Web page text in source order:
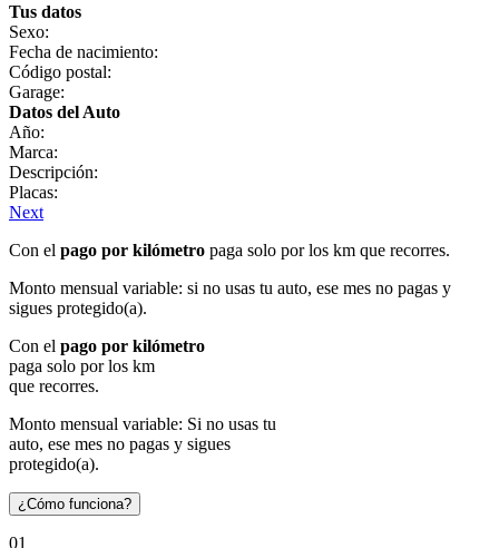
Tus datos
Sexo:
Fecha de nacimiento:
Código postal:
Garage:
Datos del Auto
Año:
Marca:
Descripción:
Placas:
Next
Con el pago por kilómetro paga solo por los km que recorres.
Monto mensual variable: si no usas tu auto, ese mes no pagas y
sigues protegido(a).
Con el pago por kilómetro
paga solo por los km
que recorres.
Monto mensual variable: Si no usas tu
auto, ese mes no pagas y sigues
protegido(a).
¿Cómo funciona?
01